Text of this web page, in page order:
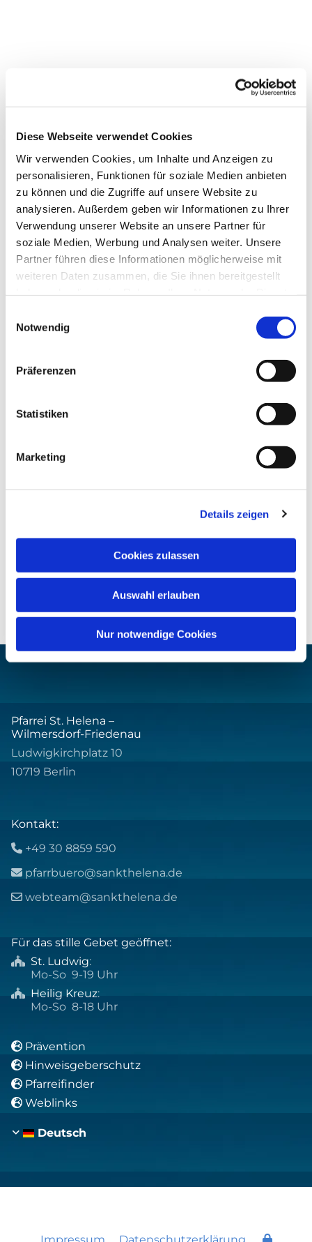
Diese Webseite verwendet Cookies
Wir verwenden Cookies, um Inhalte und Anzeigen zu
personalisieren, Funktionen für soziale Medien anbieten
zu können und die Zugriffe auf unsere Website zu
analysieren. Außerdem geben wir Informationen zu Ihrer
Verwendung unserer Website an unsere Partner für
soziale Medien, Werbung und Analysen weiter. Unsere
Partner führen diese Informationen möglicherweise mit
weiteren Daten zusammen, die Sie ihnen bereitgestellt
Notwendig
Präferenzen
Statistiken
Marketing
Details zeigen
Cookies zulassen
Auswahl erlauben
Nur notwendige Cookies
Dies könnte Sie auch
interessieren
Pfarrei St. Helena –
Wilmersdorf-Friedenau
Ludwigkirchplatz 10
10719 Berlin
Kontakt:
 +49 30 8859 590
 pfarrbuero@sankthelena.de
 webteam@sankthelena.de
Für das stille Gebet geöffnet:
 St. Ludwig:
Mo-So 9-19 Uhr
 Heilig Kreuz:
Mo-So 8-18 Uhr
 Prävention
 Hinweisgeberschutz
 Pfarreifinder
 Weblinks
Deutsch
Impressum Datenschutzerklärung